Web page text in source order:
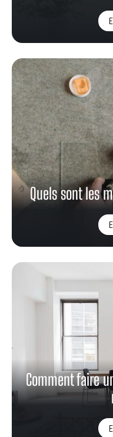
Quels sont les
Comment faire